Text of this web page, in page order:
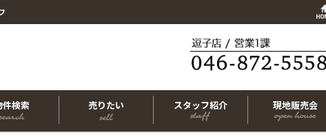
件検索 売りたい スタッフ紹介 現地販売会